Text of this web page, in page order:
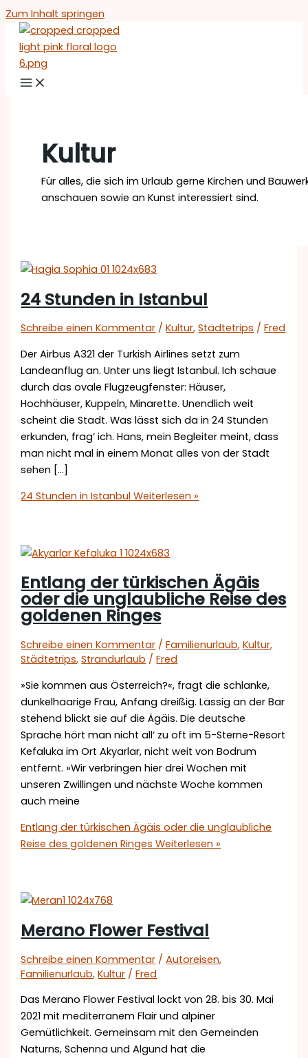
Zum Inhalt springen
Kultur
Für alles, die sich im Urlaub gerne Kirchen und
anschauen sowie an Kunst interessiert sind.
24 Stunden in Istanbul
Schreibe einen Kommentar /Kultur,Städtetrips /Fred
Der Airbus A321 der Turkish Airlines setzt zum
Landeanflug an. Unter uns liegt Istanbul. Ich schaue
durch das ovale Flugzeugfenster: Häuser,
Hochhäuser, Kuppeln, Minarette. Unendlich weit
scheint die Stadt. Was lässt sich da in 24 Stunden
erkunden, frag‘ ich. Hans, mein Begleiter meint, dass
man nicht mal in einem Monat alles von der Stadt
sehen […]
24 Stunden in Istanbul Weiterlesen »
Entlang der türkischen Ägäis
oder die unglaubliche Reise des
goldenen Ringes
Schreibe einen Kommentar /Familienurlaub,Kultur,
Städtetrips,Strandurlaub /Fred
»Sie kommen aus Österreich?«, fragt die schlanke,
dunkelhaarige Frau, Anfang dreißig. Lässig an der Bar
stehend blickt sie auf die Ägäis. Die deutsche
Sprache hört man nicht all‘ zu oft im 5-Sterne-Resort
Kefaluka im Ort Akyarlar, nicht weit von Bodrum
entfernt. »Wir verbringen hier drei Wochen mit
unseren Zwillingen und nächste Woche kommen
auch meine
Entlang der türkischen Ägäis oder die unglaubliche
Reise des goldenen Ringes Weiterlesen »
Merano Flower Festival
Schreibe einen Kommentar /Autoreisen,
Familienurlaub,Kultur /Fred
Das Merano Flower Festival lockt von 28. bis 30. Mai
2021 mit mediterranem Flair und alpiner
Gemütlichkeit. Gemeinsam mit den Gemeinden
Naturns, Schenna und Algund hat die